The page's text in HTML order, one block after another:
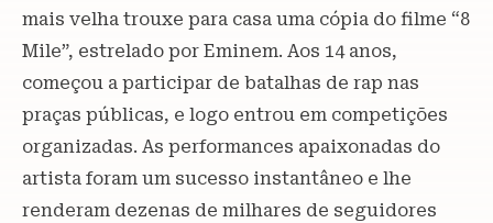
mais velha trouxe para casa uma cópia do filme “8
Mile”, estrelado por Eminem. Aos 14 anos,
começou a participar de batalhas de rap nas
praças públicas, e logo entrou em competições
organizadas. As performances apaixonadas do
artista foram um sucesso instantâneo e lhe
renderam dezenas de milhares de seguidores